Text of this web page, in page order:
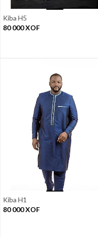
Kiba H5
80 000XOF
Kiba H1
80 000XOF